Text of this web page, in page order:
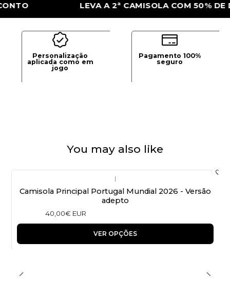
LEVA A 2ª CAMISOLA COM 50% DE
Personalização
aplicada como em
jogo
Pagamento 100%
seguro
You may also like
|
Camisola Principal Portugal Mundial 2026 - Versão
adepto
40,00€ EUR
VER OPÇÕES